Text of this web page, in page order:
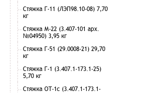
Стяжка Г-11 (ЛЭП98.10-08) 7,70
кг
Стяжка М-22 (3.407-101 арх.
№04950) 3,95 кг
Стяжка Г-51 (29.0008-21) 29,70
кг
Стяжка Г-1 (3.407.1-173.1-25)
5,70 кг
Стяжка ОТ-1с (3.407.1-173.1-